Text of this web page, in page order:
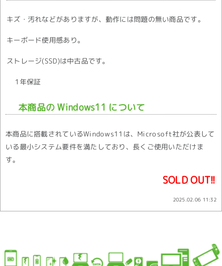
キズ・汚れなどがありますが、動作には問題の無い商品です。
キーボード使用感あり。
ストレージ(SSD)は中古品です。
1年保証
本商品の Windows11 について
本商品に搭載されているWindows11は、Microsoft社が公表して
いる最小システム要件を満たしており、長くご使用いただけま
す。
SOLD OUT!!
2025.02.06 11:32